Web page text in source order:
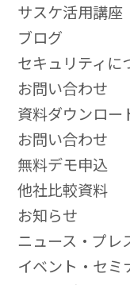
サスケ活用講座
ブログ
セキュリティに
お問い合わせ
資料ダウンロー
お問い合わせ
無料デモ申込
他社比較資料
お知らせ
ニュース・プレ
イベント・セミ